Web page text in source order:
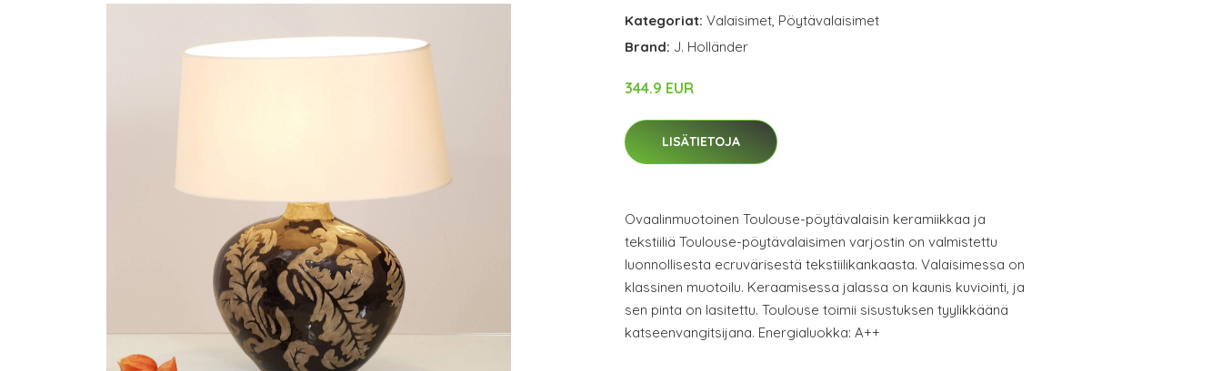
Kategoriat: Valaisimet, Pöytävalaisimet
Brand: J. Holländer
344.9 EUR
LISÄTIETOJA
Ovaalinmuotoinen Toulouse-pöytävalaisin keramiikkaa ja
tekstiiliä Toulouse-pöytävalaisimen varjostin on valmistettu
luonnollisesta ecruvärisestä tekstiilikankaasta. Valaisimessa on
klassinen muotoilu. Keraamisessa jalassa on kaunis kuviointi, ja
sen pinta on lasitettu. Toulouse toimii sisustuksen tyylikkäänä
katseenvangitsijana. Energialuokka: A++